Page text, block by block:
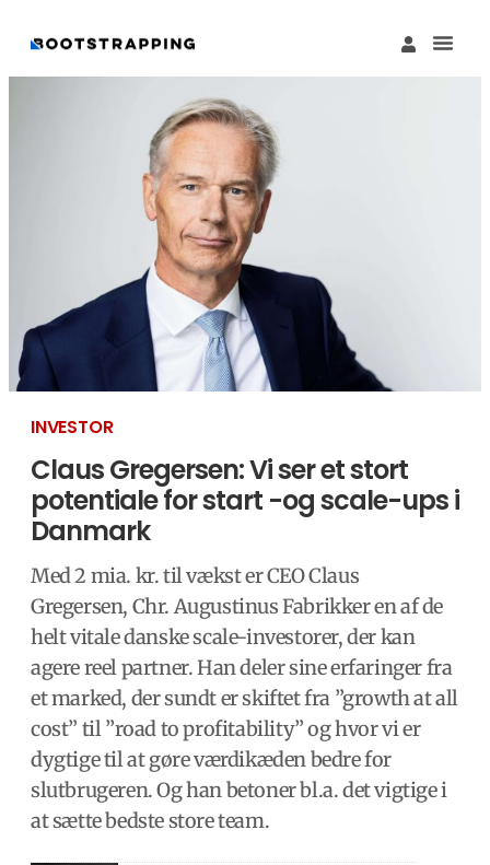
INVESTOR
Claus Gregersen: Vi ser et stort
potentiale for start -og scale-ups i
Danmark
Med 2 mia. kr. til vækst er CEO Claus
Gregersen, Chr. Augustinus Fabrikker en af de
helt vitale danske scale-investorer, der kan
agere reel partner. Han deler sine erfaringer fra
et marked, der sundt er skiftet fra ”growth at all
cost” til ”road to profitability” og hvor vi er
dygtige til at gøre værdikæden bedre for
slutbrugeren. Og han betoner bl.a. det vigtige i
at sætte bedste store team.